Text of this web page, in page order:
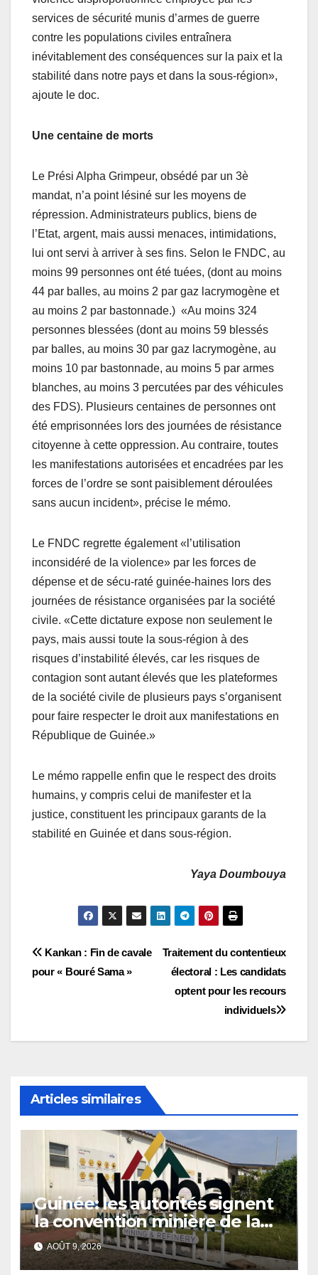
services de sécurité munis d’armes de guerre
contre les populations civiles entraînera
inévitablement des conséquences sur la paix et la
stabilité dans notre pays et dans la sous-région»,
ajoute le doc.
Une centaine de morts
Le Prési Alpha Grimpeur, obsédé par un 3è
mandat, n’a point lésiné sur les moyens de
répression. Administrateurs publics, biens de
l’Etat, argent, mais aussi menaces, intimidations,
lui ont servi à arriver à ses fins. Selon le FNDC, au
moins 99 personnes ont été tuées, (dont au moins
44 par balles, au moins 2 par gaz lacrymogène et
au moins 2 par bastonnade.) «Au moins 324
personnes blessées (dont au moins 59 blessés
par balles, au moins 30 par gaz lacrymogène, au
moins 10 par bastonnade, au moins 5 par armes
blanches, au moins 3 percutées par des véhicules
des FDS). Plusieurs centaines de personnes ont
été emprisonnées lors des journées de résistance
citoyenne à cette oppression. Au contraire, toutes
les manifestations autorisées et encadrées par les
forces de l’ordre se sont paisiblement déroulées
sans aucun incident», précise le mémo.
Le FNDC regrette également «l’utilisation
inconsidéré de la violence» par les forces de
dépense et de sécu-raté guinée-haines lors des
journées de résistance organisées par la société
civile. «Cette dictature expose non seulement le
pays, mais aussi toute la sous-région à des
risques d’instabilité élevés, car les risques de
contagion sont autant élevés que les plateformes
de la société civile de plusieurs pays s’organisent
pour faire respecter le droit aux manifestations en
République de Guinée.»
Le mémo rappelle enfin que le respect des droits
humains, y compris celui de manifester et la
justice, constituent les principaux garants de la
stabilité en Guinée et dans sous-région.
Yaya Doumbouya
Navigation
de
Traitement du contentieux
électoral : Les candidats
optent pour les recours
individuels
Kankan : Fin de cavale
pour « Bouré Sama »
Articles similaires
Guinée: les autorités signent
la convention minière de la
société Nimba Mining
Company
AOÛT 9, 2026